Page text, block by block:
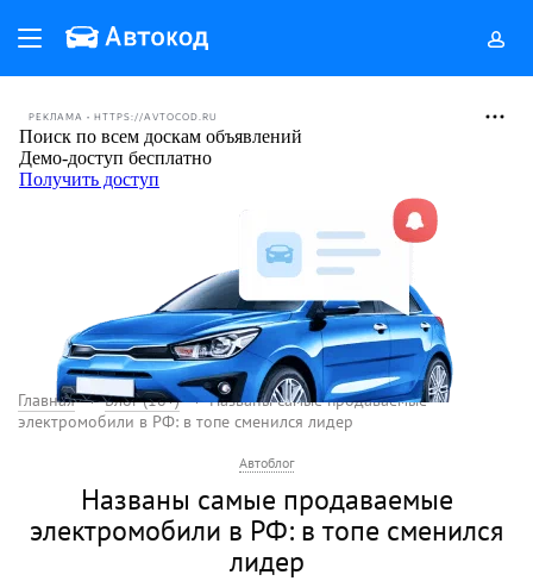
РЕКЛАМА • HTTPS://AVTOCOD.RU
Главная Блог (18+)
Названы самые продаваемые
электромобили в РФ: в топе сменился лидер
Автоблог
Названы самые продаваемые
электромобили в РФ: в топе сменился
лидер